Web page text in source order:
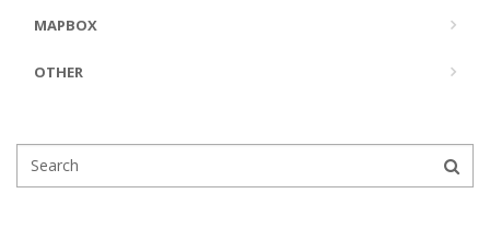
MAPBOX
OTHER